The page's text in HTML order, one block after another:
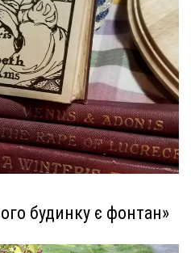
будинку є фонтан»